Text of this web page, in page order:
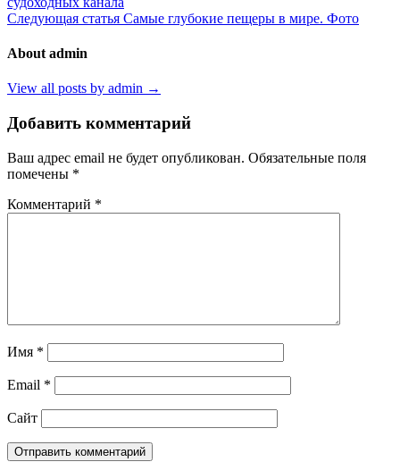
Следующая статья Самые глубокие пещеры в мире. Фото
About admin
View all posts by admin →
Добавить комментарий
Ваш адрес email не будет опубликован. Обязательные поля
помечены *
Комментарий *
Имя *
Email *
Сайт